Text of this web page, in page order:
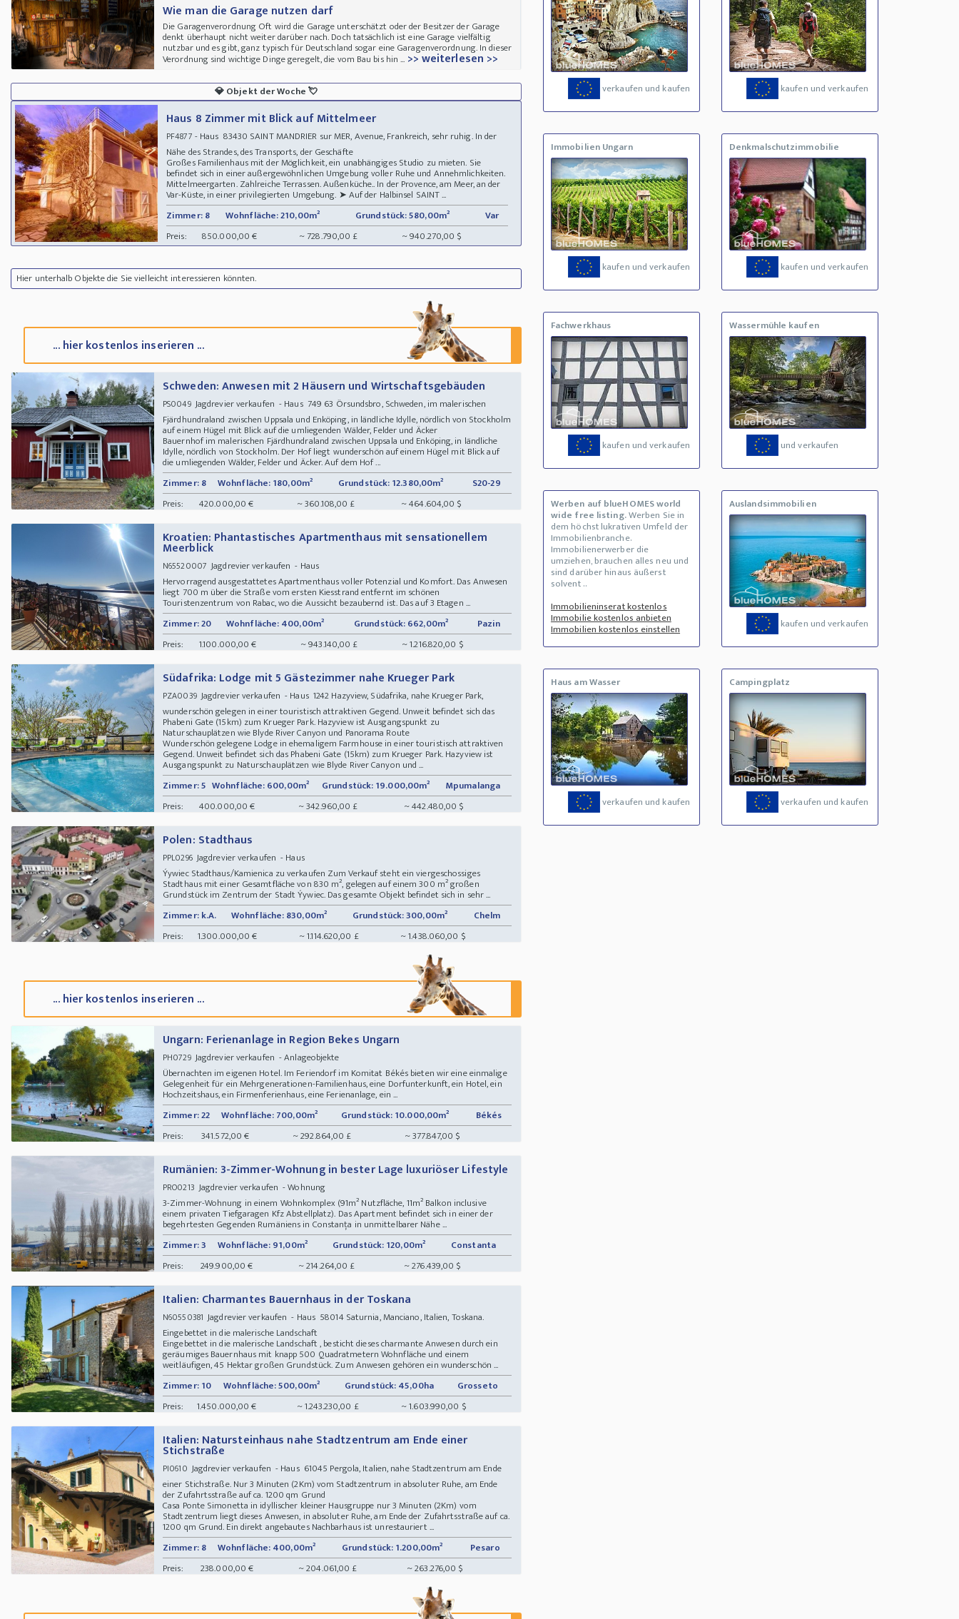
Wie man die Garage nutzen darf
Die Garagenverordnung Oft wird die Garage unterschätzt oder der Besitzer der Garage
denkt überhaupt nicht weiter darüber nach. Doch tatsächlich ist eine Garage vielfältig
nutzbar und es gibt, ganz typisch für Deutschland sogar eine Garagenverordnung. In dieser
Verordnung sind wichtige Dinge geregelt, die vom Bau bis hin ... >> weiterlesen >>
💎Objekt der Woche💘
Haus 8 Zimmer mit Blick auf Mittelmeer
PF4877 - Haus 83430 SAINT MANDRIER sur MER, Avenue, Frankreich, sehr ruhig. In der
Nähe des Strandes, des Transports, der Geschäfte
Großes Familienhaus mit der Möglichkeit, ein unabhängiges Studio zu mieten. Sie
befindet sich in einer außergewöhnlichen Umgebung voller Ruhe und Annehmlichkeiten.
Mittelmeergarten. Zahlreiche Terrassen. Außenküche.. In der Provence, am Meer, an der
Var-Küste, in einer privilegierten Umgebung. ➤ Auf der Halbinsel SAINT ...
Zimmer: 8
Wohnfläche: 210,00m² Grundstück: 580,00m²
Var
Preis:
850.000,00 € ~ 728.790,00 £ ~ 940.270,00 $
Hier unterhalb Objekte die Sie vielleicht interessieren könnten.
... hier kostenlos inserieren ...
Schweden: Anwesen mit 2 Häusern und Wirtschaftsgebäuden
PS0049Jagdrevier verkaufen - Haus 749 63 Örsundsbro, Schweden, im malerischen
Fjärdhundraland zwischen Uppsala und Enköping, in ländliche Idylle, nördlich von Stockholm
auf einem Hügel mit Blick auf die umliegenden Wälder, Felder und Äcker
Bauernhof im malerischen Fjärdhundraland zwischen Uppsala und Enköping, in ländliche
Idylle, nördlich von Stockholm. Der Hof liegt wunderschön auf einem Hügel mit Blick auf
die umliegenden Wälder, Felder und Äcker. Auf dem Hof ...
Zimmer: 8
Wohnfläche: 180,00m² Grundstück: 12.380,00m²
S20-29
Preis:
420.000,00 € ~ 360.108,00 £ ~ 464.604,00 $
Kroatien: Phantastisches Apartmenthaus mit sensationellem
Meerblick
N65520007 Jagdrevier verkaufen - Haus
Hervorragend ausgestattetes Apartmenthaus voller Potenzial und Komfort. Das Anwesen
liegt 700 m über die Straße vom ersten Kiesstrand entfernt im schönen
Touristenzentrum von Rabac, wo die Aussicht bezaubernd ist. Das auf 3 Etagen ...
Zimmer: 20
Wohnfläche: 400,00m² Grundstück: 662,00m²
Pazin
Preis:
1.100.000,00 € ~ 943.140,00 £ ~ 1.216.820,00 $
Südafrika: Lodge mit 5 Gästezimmer nahe Krueger Park
PZA0039Jagdrevier verkaufen - Haus 1242 Hazyview, Südafrika, nahe Krueger Park,
wunderschön gelegen in einer touristisch attraktiven Gegend. Unweit befindet sich das
Phabeni Gate (15km) zum Krueger Park. Hazyview ist Ausgangspunkt zu
Naturschauplätzen wie Blyde River Canyon und Panorama Route
Wunderschön gelegene Lodge in ehemaligem Farmhouse in einer touristisch attraktiven
Gegend. Unweit befindet sich das Phabeni Gate (15km) zum Krueger Park. Hazyview ist
Ausgangspunkt zu Naturschauplätzen wie Blyde River Canyon und ...
Zimmer: 5 Wohnfläche: 600,00m² Grundstück: 19.000,00m²
Mpumalanga
Preis:
400.000,00 € ~ 342.960,00 £ ~ 442.480,00 $
Polen: Stadthaus
PPL0296Jagdrevier verkaufen - Haus
Ýywiec Stadthaus/Kamienica zu verkaufen Zum Verkauf steht ein viergeschossiges
Stadthaus mit einer Gesamtfläche von 830 m², gelegen auf einem 300 m² großen
Grundstück im Zentrum der Stadt Ýywiec. Das gesamte Objekt befindet sich in sehr ...
Zimmer: k.A.
Wohnfläche: 830,00m² Grundstück: 300,00m²
Chelm
Preis:
1.300.000,00 € ~ 1.114.620,00 £ ~ 1.438.060,00 $
... hier kostenlos inserieren ...
Ungarn: Ferienanlage in Region Bekes Ungarn
PH0729Jagdrevier verkaufen - Anlageobjekte
Übernachten im eigenen Hotel. Im Feriendorf im Komitat Békés bieten wir eine einmalige
Gelegenheit für ein Mehrgenerationen-Familienhaus, eine Dorfunterkunft, ein Hotel, ein
Hochzeitshaus, ein Firmenferienhaus, eine Ferienanlage, ein ...
Zimmer: 22
Wohnfläche: 700,00m² Grundstück: 10.000,00m²
Békés
Preis:
341.572,00 € ~ 292.864,00 £ ~ 377.847,00 $
Rumänien: 3-Zimmer-Wohnung in bester Lage luxuriöser Lifestyle
PRO0213 Jagdrevier verkaufen - Wohnung
3-Zimmer-Wohnung in einem Wohnkomplex (91m² Nutzfläche, 11m² Balkon inclusive
einem privaten Tiefgaragen Kfz Abstellplatz). Das Apartment befindet sich in einer der
begehrtesten Gegenden Rumäniens in Constanța in unmittelbarer Nähe ...
Zimmer: 3
Wohnfläche: 91,00m² Grundstück: 120,00m²
Constanta
Preis:
249.900,00 € ~ 214.264,00 £ ~ 276.439,00 $
Italien: Charmantes Bauernhaus in der Toskana
N60550381 Jagdrevier verkaufen - Haus 58014 Saturnia, Manciano, Italien, Toskana.
Eingebettet in die malerische Landschaft
Eingebettet in die malerische Landschaft , besticht dieses charmante Anwesen durch ein
geräumiges Bauernhaus mit knapp 500 Quadratmetern Wohnfläche und einem
weitläufigen, 45 Hektar großen Grundstück. Zum Anwesen gehören ein wunderschön ...
Zimmer: 10
Wohnfläche: 500,00m² Grundstück: 45,00ha
Grosseto
Preis:
1.450.000,00 € ~ 1.243.230,00 £ ~ 1.603.990,00 $
Italien: Natursteinhaus nahe Stadtzentrum am Ende einer
Stichstraße
PI0610 Jagdrevier verkaufen - Haus 61045 Pergola, Italien, nahe Stadtzentrum am Ende
einer Stichstraße. Nur 3 Minuten (2Km) vom Stadtzentrum in absoluter Ruhe, am Ende
der Zufahrtsstraße auf ca. 1200 qm Grund
Casa Ponte Simonetta in idyllischer kleiner Hausgruppe nur 3 Minuten (2Km) vom
Stadtzentrum liegt dieses Anwesen, in absoluter Ruhe, am Ende der Zufahrtsstraße auf ca.
1200 qm Grund. Ein direkt angebautes Nachbarhaus ist unrestauriert ...
Zimmer: 8
Wohnfläche: 400,00m² Grundstück: 1.200,00m²
Pesaro
Preis:
238.000,00 € ~ 204.061,00 £ ~ 263.276,00 $
verkaufen und kaufen kaufen und verkaufen
Immobilien Ungarn
kaufen und verkaufen
Denkmalschutzimmobilie
kaufen und verkaufen
Fachwerkhaus
kaufen und verkaufen
Wassermühle kaufen
und verkaufen
Werben auf blueHOMES world
wide free listing.Werben Sie in
dem höchst lukrativen Umfeld der
Immobilienbranche.
Immobilienerwerber die
umziehen, brauchen alles neu und
sind darüber hinaus äußerst
solvent ..
Immobilieninserat kostenlos
Immobilie kostenlos anbieten
Immobilien kostenlos einstellen
Auslandsimmobilien
kaufen und verkaufen
Haus am Wasser
verkaufen und kaufen
Campingplatz
verkaufen und kaufen